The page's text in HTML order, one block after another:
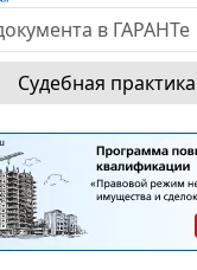
Судебная практика